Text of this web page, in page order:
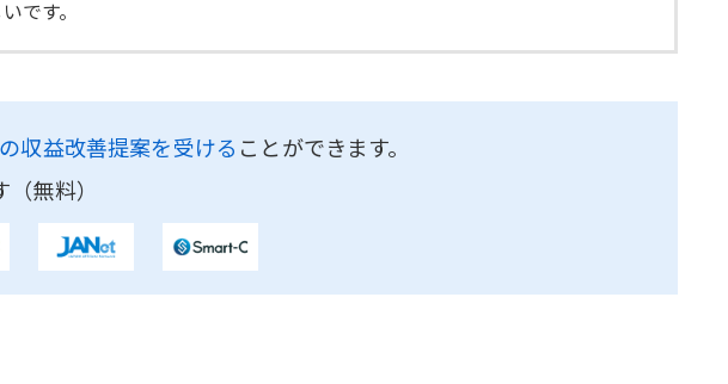
です。
収益改善提案を受ける ことができます。
無料）